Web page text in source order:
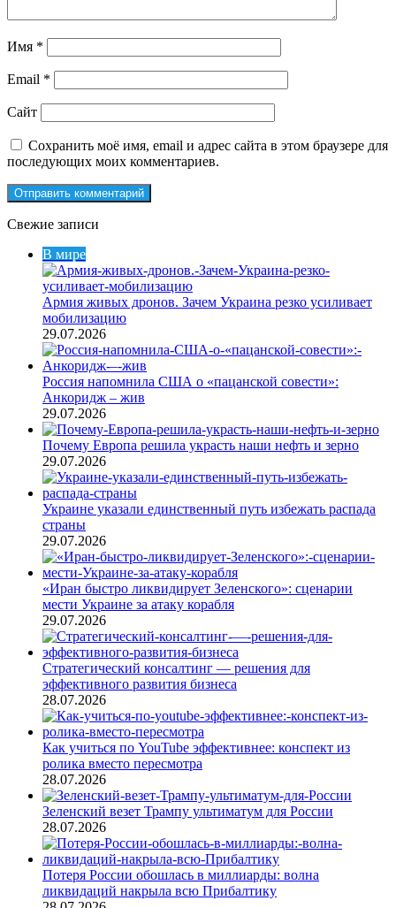
Имя *
Email *
Сайт
Сохранить моё имя, email и адрес сайта в этом браузере для
последующих моих комментариев.
Свежие записи
В мире
Армия живых дронов. Зачем Украина резко усиливает
мобилизацию
29.07.2026
Россия напомнила США о «пацанской совести»:
Анкоридж – жив
29.07.2026
Почему Европа решила украсть наши нефть и зерно
29.07.2026
Украине указали единственный путь избежать распада
страны
29.07.2026
«Иран быстро ликвидирует Зеленского»: сценарии
мести Украине за атаку корабля
29.07.2026
Стратегический консалтинг — решения для
эффективного развития бизнеса
28.07.2026
Как учиться по YouTube эффективнее: конспект из
ролика вместо пересмотра
28.07.2026
Зеленский везет Трампу ультиматум для России
28.07.2026
Потеря России обошлась в миллиарды: волна
ликвидаций накрыла всю Прибалтику